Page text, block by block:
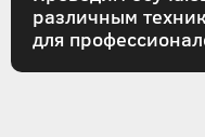
различным
для